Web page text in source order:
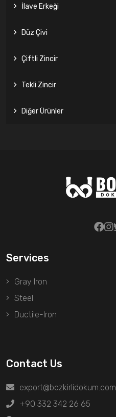
İlave Erkeği
Düz Çivi
Çiftli Zincir
Tekli Zincir
Diğer Ürünler
Services
Gray Iron
Steel
Ductile-Iron
Contact Us
export@bozkirlidokum.com
+90 332 342 26 65